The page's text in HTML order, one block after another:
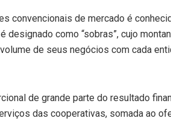
convencionais de mercado é
designado como “sobras”, cujo
de seus negócios com cada
de grande parte do resultado
das cooperativas, somada ao